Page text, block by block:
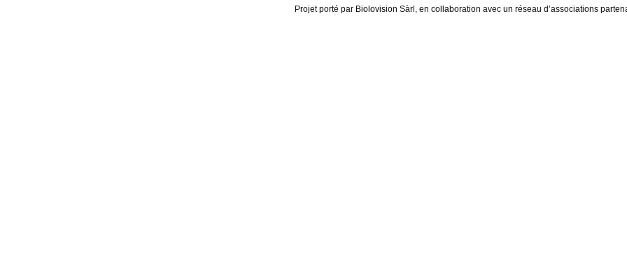
Projet porté par Biolovision Sàrl, en collaboration avec un réseau d’associations